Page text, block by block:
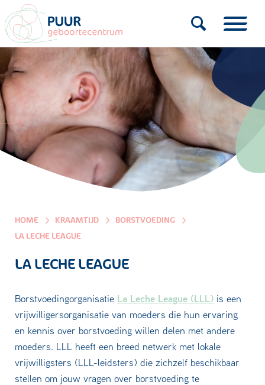
HOME KRAAMTIJD
BORSTVOEDING
LA LECHE LEAGUE
LA LECHE LEAGUE
Borstvoedingorganisatie La Leche League (LLL) is een
vrijwilligersorganisatie van moeders die hun ervaring
en kennis over borstvoeding willen delen met andere
moeders. LLL heeft een breed netwerk met lokale
vrijwilligsters (LLL-leidsters) die zichzelf beschikbaar
stellen om jouw vragen over borstvoeding te